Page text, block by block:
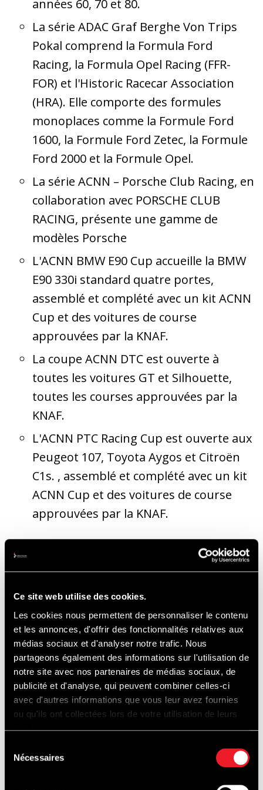
Ce site web utilise des cookies.
Les cookies nous permettent de personnaliser le contenu
et les annonces, d'offrir des fonctionnalités relatives aux
médias sociaux et d'analyser notre trafic. Nous
partageons également des informations sur l'utilisation de
notre site avec nos partenaires de médias sociaux, de
publicité et d'analyse, qui peuvent combiner celles-ci
avec d'autres informations que vous leur avez fournies
ou qu'ils ont collectées lors de votre utilisation de leurs
services.
Nécessaires
années 60, 70 et 80.
La série ADAC Graf Berghe Von Trips
Pokal comprend la Formula Ford
Racing, la Formula Opel Racing (FFR-
FOR) et l'Historic Racecar Association
(HRA). Elle comporte des formules
monoplaces comme la Formule Ford
1600, la Formule Ford Zetec, la Formule
Ford 2000 et la Formule Opel.
La série ACNN – Porsche Club Racing, en
collaboration avec PORSCHE CLUB
RACING, présente une gamme de
modèles Porsche
L'ACNN BMW E90 Cup accueille la BMW
E90 330i standard quatre portes,
assemblé et complété avec un kit ACNN
Cup et des voitures de course
approuvées par la KNAF.
La coupe ACNN DTC est ouverte à
toutes les voitures GT et Silhouette,
toutes les courses approuvées par la
KNAF.
L'ACNN PTC Racing Cup est ouverte aux
Peugeot 107, Toyota Aygos et Citroën
C1s. , assemblé et complété avec un kit
ACNN Cup et des voitures de course
approuvées par la KNAF.
Lien ->
TIMETABLE
PLAN DE L'EVENEMENT
INFOS PRATIQUES :
DATES & HORAIRES D'OUVERTURE